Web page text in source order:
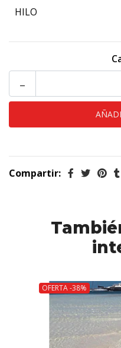
HILO
-
Compartir:
OFERTA -38%